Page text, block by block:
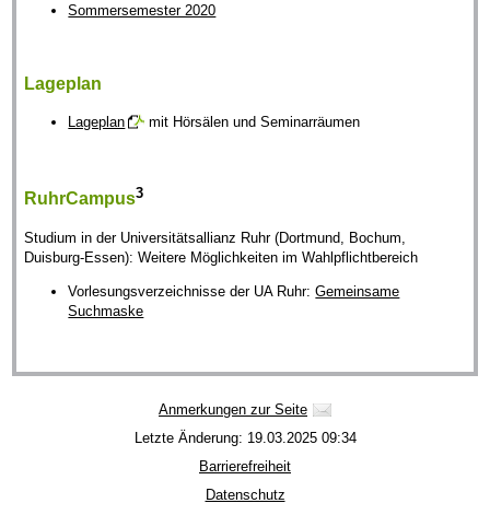
Sommersemester 2020
Lageplan
Lageplan mit Hörsälen und Seminarräumen
RuhrCampus3
Studium in der Universitätsallianz Ruhr (Dortmund, Bochum,
Duisburg-Essen): Weitere Möglichkeiten im Wahlpflichtbereich
Vorlesungsverzeichnisse der UA Ruhr:Gemeinsame
Suchmaske
Anmerkungen zur Seite
Letzte Änderung: 19.03.2025 09:34
Barrierefreiheit
Datenschutz